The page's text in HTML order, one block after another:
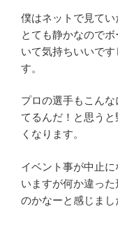
僕はネットで見て
とても静かなので
いて気持ちいいで
す。
プロの選手もこん
てるんだ！と思う
くなります。
イベント事が中止
いますが何か違っ
のかなーと感じまし